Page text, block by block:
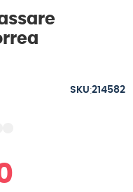
:214582